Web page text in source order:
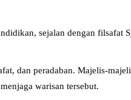
sejalan dengan
dan peradaban. Majelis-
warisan tersebut.